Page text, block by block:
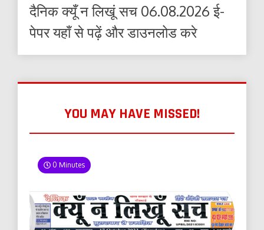
दैनिक क्यूँ न लिखूं सच 06.08.2026 ई-
पेपर यहाँ से पढ़ें और डाउनलोड करे
YOU MAY HAVE MISSED!
0 Minutes